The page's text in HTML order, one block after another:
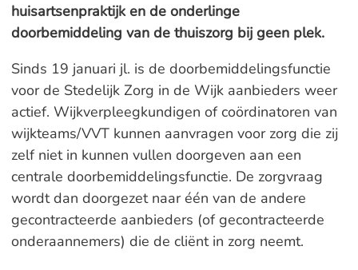
huisartsenpraktijk en de onderlinge
doorbemiddeling van de thuiszorg bij geen plek.
Sinds 19 januari jl. is de doorbemiddelingsfunctie
voor de Stedelijk Zorg in de Wijk aanbieders weer
actief. Wijkverpleegkundigen of coördinatoren van
wijkteams/VVT kunnen aanvragen voor zorg die zij
zelf niet in kunnen vullen doorgeven aan een
centrale doorbemiddelingsfunctie. De zorgvraag
wordt dan doorgezet naar één van de andere
gecontracteerde aanbieders (of gecontracteerde
onderaannemers) die de cliënt in zorg neemt.